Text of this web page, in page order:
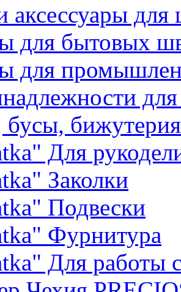
аксессуары
для бытовых
для
бусы, бижутерия
Для
Заколки
Подвески
Фурнитура
Для работы